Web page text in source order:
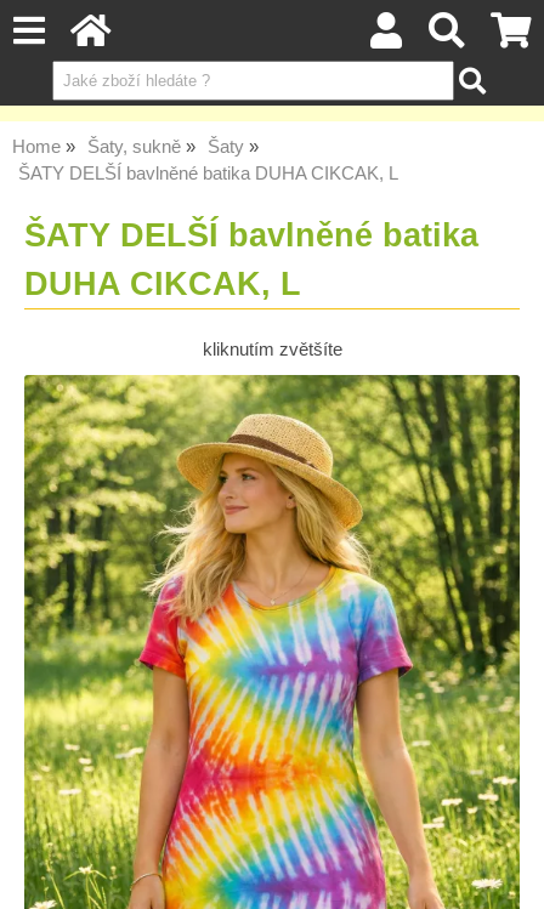
Home Šaty, sukně
Šaty
ŠATY DELŠÍ bavlněné batika DUHA CIKCAK, L
ŠATY DELŠÍ bavlněné batika
DUHA CIKCAK, L
kliknutím zvětšíte